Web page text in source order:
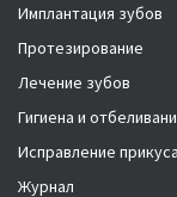
Имплантация зубов
Протезирование
Лечение зубов
Гигиена и
Исправление прикуса
Журнал